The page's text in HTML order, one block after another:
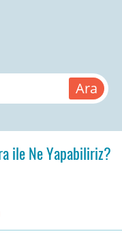
ile Ne Yapabiliriz?